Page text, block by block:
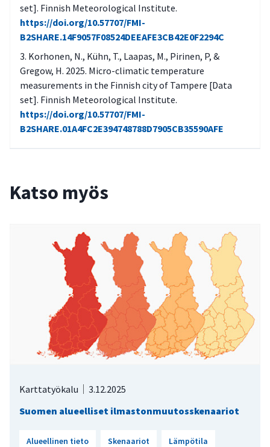
set]. Finnish Meteorological Institute.
https://doi.org/10.57707/FMI-
B2SHARE.14F9057F08524DEEAFE3CB42E0F2294C
Korhonen, N., Kühn, T., Laapas, M., Pirinen, P, &
Gregow, H. 2025. Micro-climatic temperature
measurements in the Finnish city of Tampere [Data
set]. Finnish Meteorological Institute.
https://doi.org/10.57707/FMI-
B2SHARE.01A4FC2E394748788D7905CB35590AFE
Katso myös
Karttatyökalu
3.12.2025
Suomen alueelliset ilmastonmuutosskenaariot
Alueellinen tieto Skenaariot Lämpötila